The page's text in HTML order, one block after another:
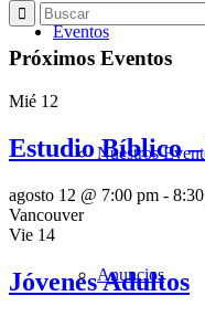
Eventos
Nuestros
Anuncios
Próximos Eventos
Mié 12
Estudio Bíblico
agosto 12 @ 7:00 pm -
Vancouver
Vie 14
Jóvenes Adultos